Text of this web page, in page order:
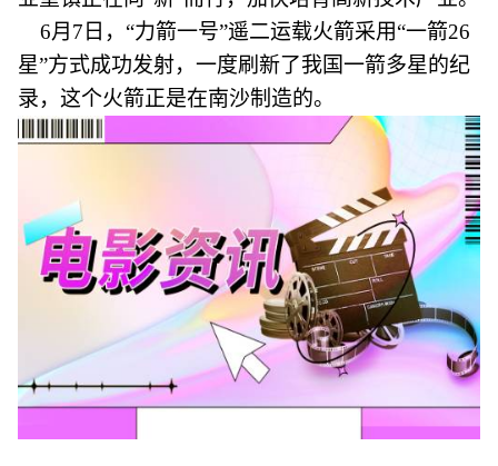
6月7日，“力箭一号”遥二运载火箭采用“一箭26
星”方式成功发射，一度刷新了我国一箭多星的纪
录，这个火箭正是在南沙制造的。